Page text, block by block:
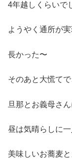
4年越しくらいで
ようやく通所が実
長かった〜
そのあと大慌て
旦那とお義母さ
昼は気晴らしに
美味しいお蕎麦